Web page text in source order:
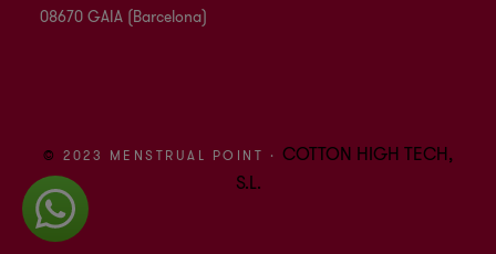
08670 GAIA (Barcelona)
© 2023 MENSTRUAL POINT · COTTON HIGH TECH,
S.L.